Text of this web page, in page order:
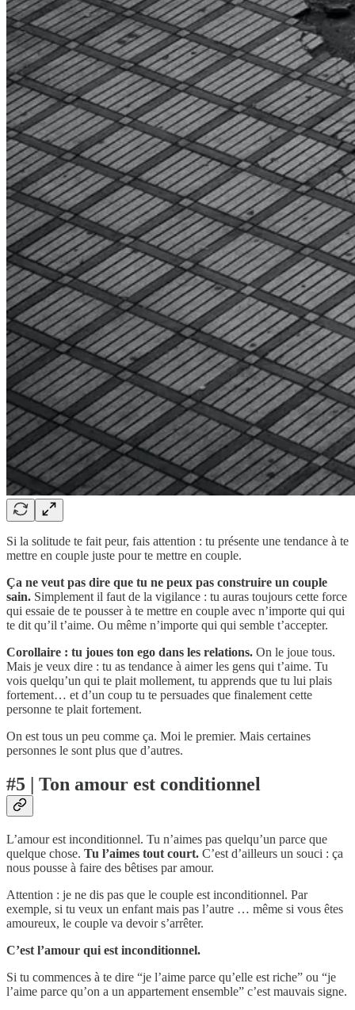
Si la solitude te fait peur, fais attention : tu présente une tendance à te
mettre en couple juste pour te mettre en couple.
Ça ne veut pas dire que tu ne peux pas construire un couple
sain. Simplement il faut de la vigilance : tu auras toujours cette force
qui essaie de te pousser à te mettre en couple avec n’importe qui qui
te dit qu’il t’aime. Ou même n’importe qui qui semble t’accepter.
Corollaire : tu joues ton ego dans les relations. On le joue tous.
Mais je veux dire : tu as tendance à aimer les gens qui t’aime. Tu
vois quelqu’un qui te plait mollement, tu apprends que tu lui plais
fortement… et d’un coup tu te persuades que finalement cette
personne te plait fortement.
On est tous un peu comme ça. Moi le premier. Mais certaines
personnes le sont plus que d’autres.
#5 | Ton amour est conditionnel
L’amour est inconditionnel. Tu n’aimes pas quelqu’un parce que
quelque chose. Tu l’aimes tout court. C’est d’ailleurs un souci : ça
nous pousse à faire des bêtises par amour.
Attention : je ne dis pas que le couple est inconditionnel. Par
exemple, si tu veux un enfant mais pas l’autre … même si vous êtes
amoureux, le couple va devoir s’arrêter.
C’est l’amour qui est inconditionnel.
Si tu commences à te dire “je l’aime parce qu’elle est riche” ou “je
l’aime parce qu’on a un appartement ensemble” c’est mauvais signe.